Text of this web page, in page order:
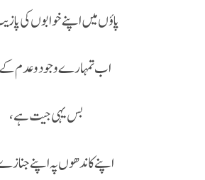
پاؤں میں اپنے خوابوں کی
اب تمہارے وجود و عدم
بس یہی جیت ہے،
اپنے کاندھوں پہ اپنے